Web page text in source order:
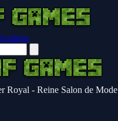
Royal - Reine Salon de Mode